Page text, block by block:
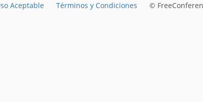
Aceptable Términos y Condiciones ©